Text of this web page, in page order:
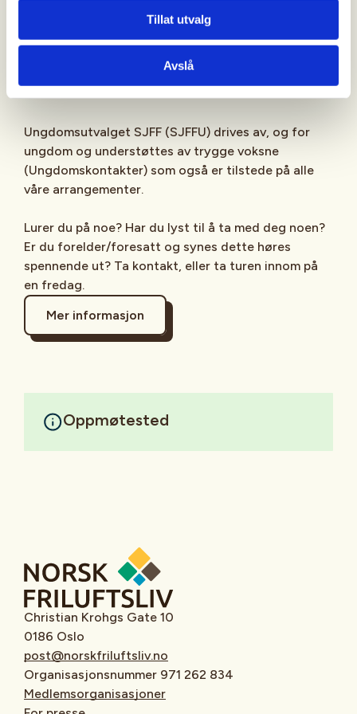
Tillat utvalg
Avslå
SJFFUpå Instagram
TikTokog vår egenpodcastpå din favoritt-
Ungdomsutvalget SJFF (SJFFU) drives av, og for
ungdom og understøttes av trygge voksne
(Ungdomskontakter) som også er tilstede på alle
våre arrangementer.
Lurer du på noe? Har du lyst til å ta med deg noen?
Er du forelder/foresatt og synes dette høres
spennende ut? Ta kontakt, eller ta turen innom på
en fredag.
Mer informasjon
Oppmøtested
Christian Krohgs Gate 10
0186 Oslo
post@norskfriluftsliv.no
Organisasjonsnummer 971 262 834
Medlemsorganisasjoner